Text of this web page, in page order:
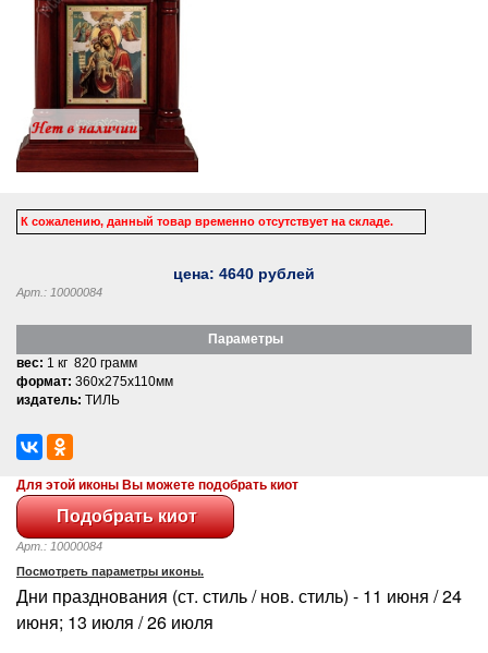
К сожалению, данный товар временно отсутствует на складе.
цена: 4640 рублей
Арт.: 10000084
Параметры
вес: 1 кг 820 грамм
формат: 360x275x110мм
издатель: ТИЛЬ
Для этой иконы Вы можете подобрать киот
Арт.: 10000084
Посмотреть параметры иконы.
Дни празднования (ст. стиль / нов. стиль) - 11 июня / 24
июня; 13 июля / 26 июля